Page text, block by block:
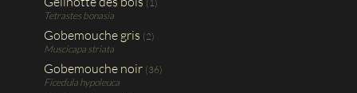
(1)
Tetrastes bonasia
Gobemouche gris (2)
Muscicapa striata
Gobemouche noir (36)
Ficedula hypoleuca